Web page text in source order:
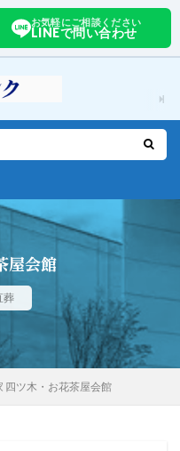
お気軽にご相談ください
LINEで問い合わせ
屋会館
葬
四ツ木・お花茶屋会館